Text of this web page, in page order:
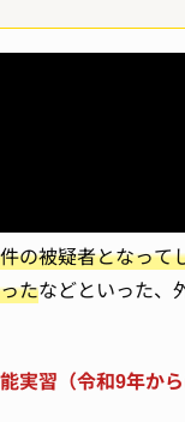
の被疑者となっ
たなどといった、
実習（令和9年か